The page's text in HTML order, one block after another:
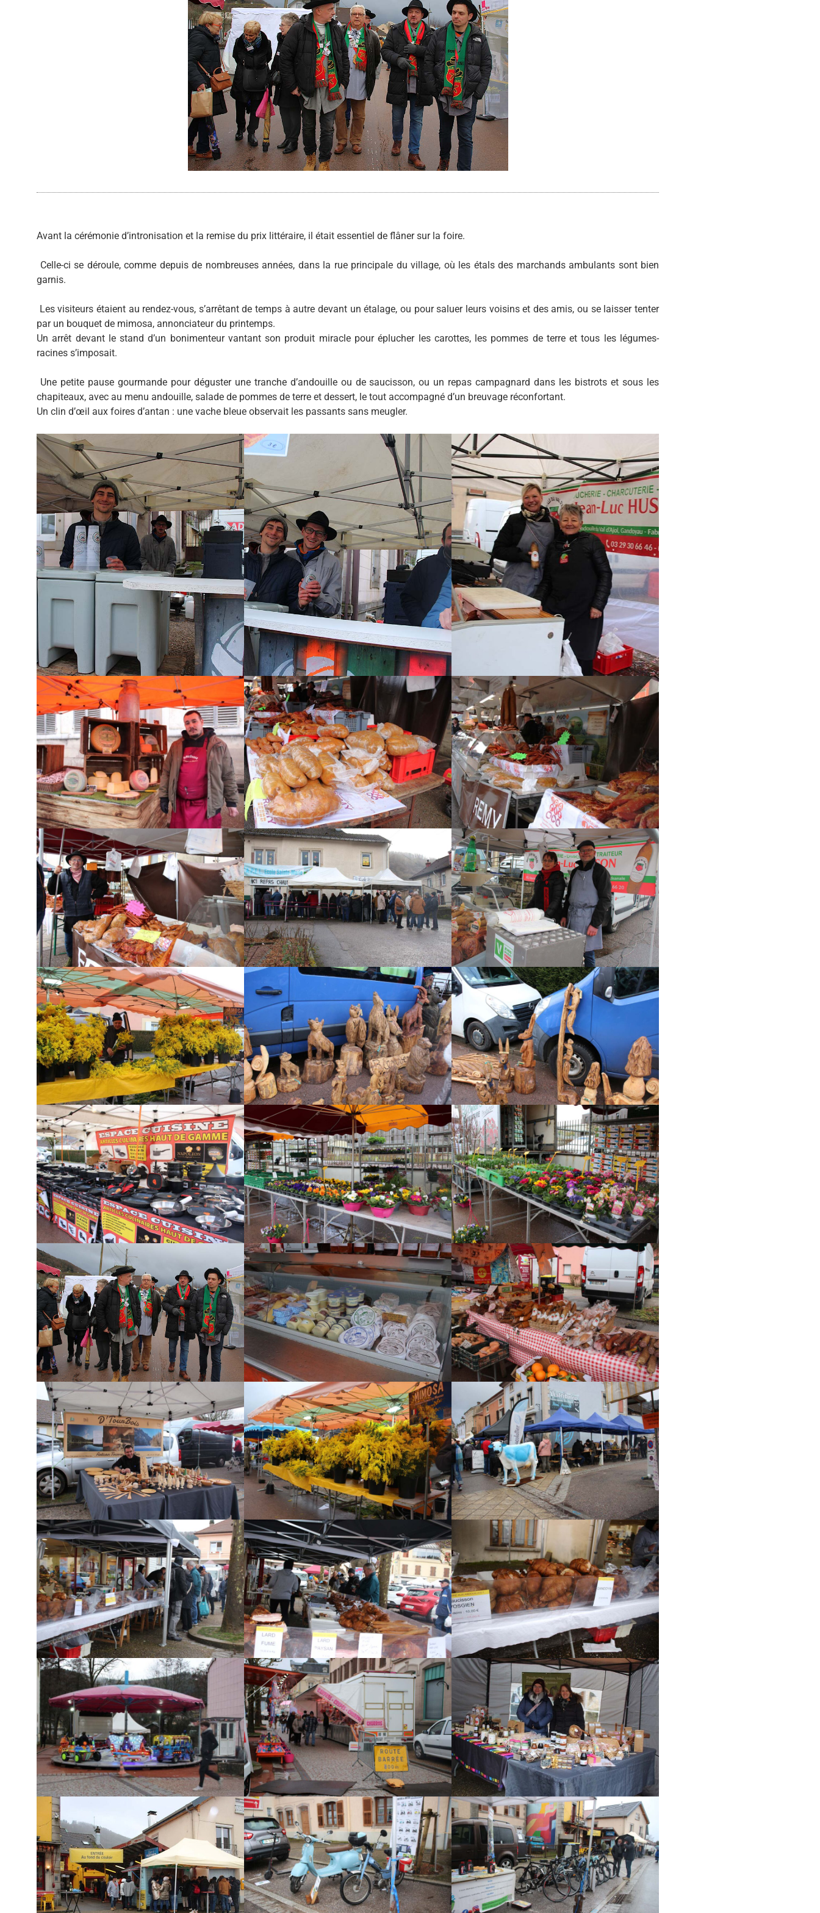
Avant la cérémonie d’intronisation et la remise du prix littéraire, il était essentiel de flâner sur la foire.
Celle-ci se déroule, comme depuis de nombreuses années, dans la rue principale du village, où les étals des marchands ambulants sont bien
garnis.
Les visiteurs étaient au rendez-vous, s’arrêtant de temps à autre devant un étalage, ou pour saluer leurs voisins et des amis, ou se laisser tenter
par un bouquet de mimosa, annonciateur du printemps.
Un arrêt devant le stand d’un bonimenteur vantant son produit miracle pour éplucher les carottes, les pommes de terre et tous les légumes-
racines s’imposait.
Une petite pause gourmande pour déguster une tranche d’andouille ou de saucisson, ou un repas campagnard dans les bistrots et sous les
chapiteaux, avec au menu andouille, salade de pommes de terre et dessert, le tout accompagné d’un breuvage réconfortant.
Un clin d’œil aux foires d’antan : une vache bleue observait les passants sans meugler.